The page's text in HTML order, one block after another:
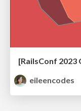
eileencodes